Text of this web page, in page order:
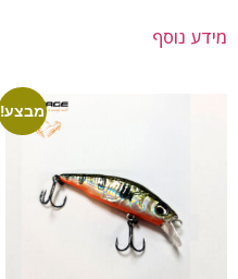
מידע נוסף
מבצע!